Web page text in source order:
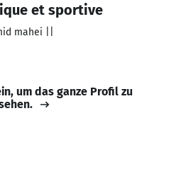
et sportive
mahei ||
um das ganze Profil zu